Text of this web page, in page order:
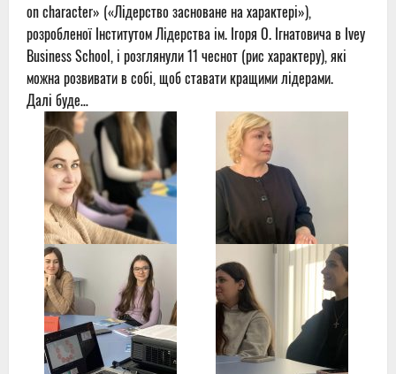
on character» («Лідерство засноване на характері»),
розробленої Інститутом Лідерства ім. Ігоря О. Ігнатовича в Ivey
Business School, і розглянули 11 чеснот (рис характеру), які
можна розвивати в собі, щоб ставати кращими лідерами.
Далі буде…